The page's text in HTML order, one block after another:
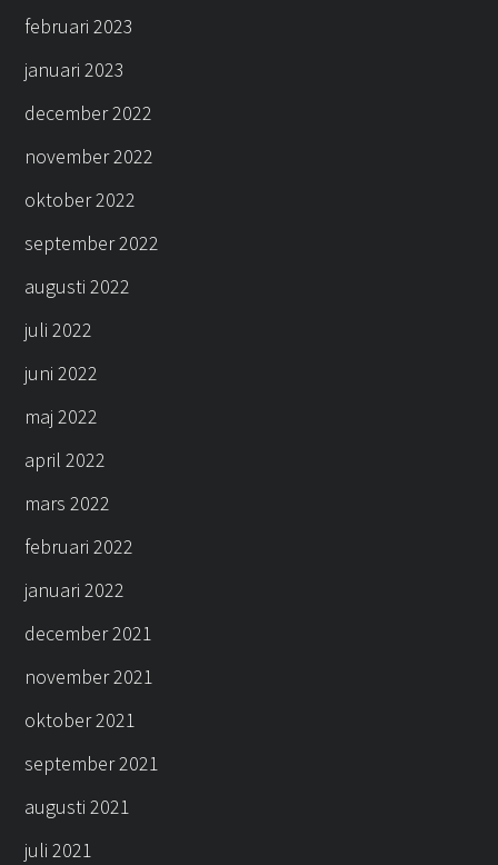
februari 2023
januari 2023
december 2022
november 2022
oktober 2022
september 2022
augusti 2022
juli 2022
juni 2022
maj 2022
april 2022
mars 2022
februari 2022
januari 2022
december 2021
november 2021
oktober 2021
september 2021
augusti 2021
juli 2021